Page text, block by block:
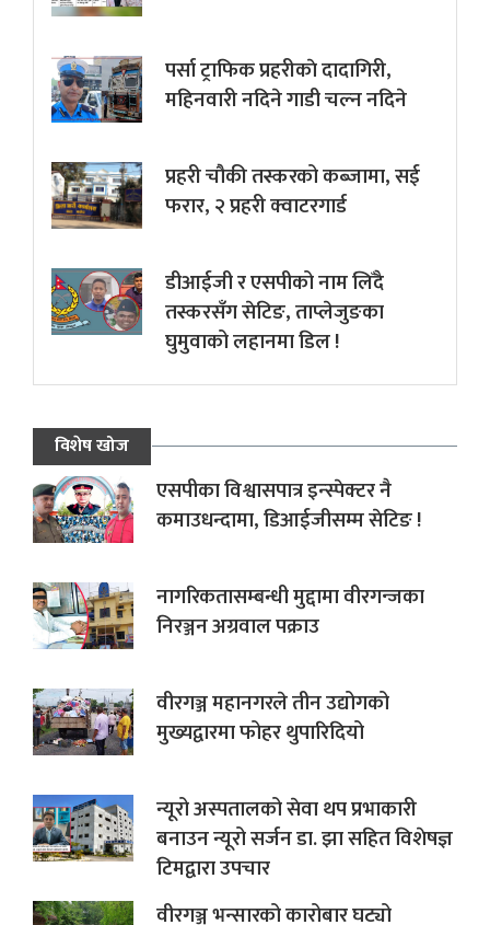
पर्सा ट्राफिक प्रहरीकाे दादागिरी,
महिनवारी नदिने गाडी चल्न नदिने
प्रहरी चौकी तस्करको कब्जामा, सई
फरार, २ प्रहरी क्वाटरगार्ड
डीआईजी र एसपीको नाम लिँदै
तस्करसँग सेटिङ, ताप्लेजुङका
घुमुवाको लहानमा डिल !
विशेष खोज
एसपीका विश्वासपात्र इन्स्पेक्टर नै
कमाउधन्दामा, डिआईजीसम्म सेटिङ !
नागरिकतासम्बन्धी मुद्दामा वीरगन्जका
निरञ्जन अग्रवाल पक्राउ
वीरगञ्ज महानगरले तीन उद्योगको
मुख्यद्वारमा फोहर थुपारिदियो
न्यूरो अस्पतालको सेवा थप प्रभाकारी
बनाउन न्यूरो सर्जन डा. झा सहित विशेषज्ञ
टिमद्वारा उपचार
वीरगञ्ज भन्सारको कारोबार घट्यो